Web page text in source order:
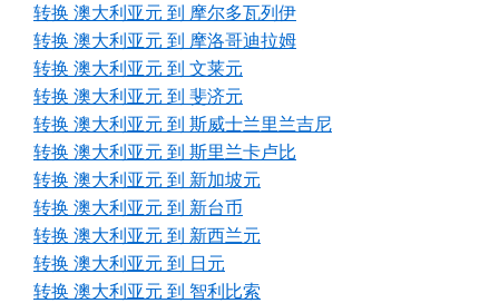
转换 澳大利亚元 到 摩尔多瓦列伊
转换 澳大利亚元 到 摩洛哥迪拉姆
转换 澳大利亚元 到 文莱元
转换 澳大利亚元 到 斐济元
转换 澳大利亚元 到 斯威士兰里兰吉尼
转换 澳大利亚元 到 斯里兰卡卢比
转换 澳大利亚元 到 新加坡元
转换 澳大利亚元 到 新台币
转换 澳大利亚元 到 新西兰元
转换 澳大利亚元 到 日元
转换 澳大利亚元 到 智利比索